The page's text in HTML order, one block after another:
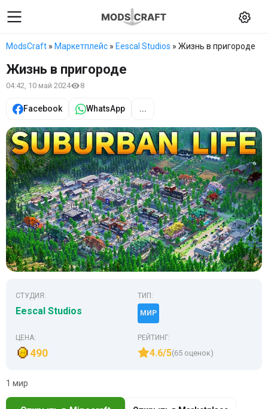
ModsCraft » Маркетплейс » Eescal Studios » Жизнь в пригороде
Жизнь в пригороде
04:42, 10 май 2024 8
Facebook WhatsApp ...
СТУДИЯ:
Eescal Studios
ТИП:
МИР
ЦЕНА:
490
РЕЙТИНГ:
4.6/5(65 оценок)
1 мир